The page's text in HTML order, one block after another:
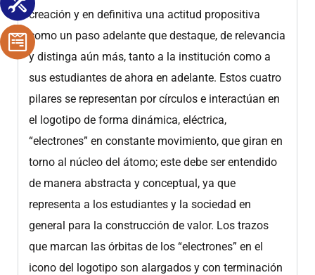
creación y en definitiva una actitud propositiva
como un paso adelante que destaque, de relevancia
y distinga aún más, tanto a la institución como a
sus estudiantes de ahora en adelante. Estos cuatro
pilares se representan por círculos e interactúan en
el logotipo de forma dinámica, eléctrica,
“electrones” en constante movimiento, que giran en
torno al núcleo del átomo; este debe ser entendido
de manera abstracta y conceptual, ya que
representa a los estudiantes y la sociedad en
general para la construcción de valor. Los trazos
que marcan las órbitas de los “electrones” en el
icono del logotipo son alargados y con terminación